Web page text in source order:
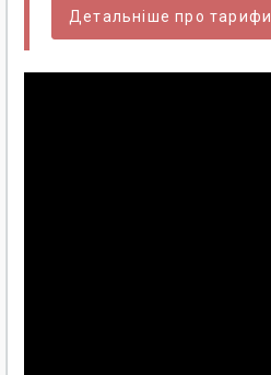
Детальніше про тарифи